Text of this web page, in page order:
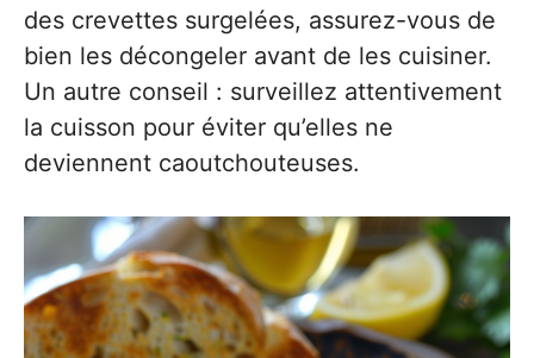
des crevettes surgelées, assurez-vous de
bien les décongeler avant de les cuisiner.
Un autre conseil : surveillez attentivement
la cuisson pour éviter qu’elles ne
deviennent caoutchouteuses.